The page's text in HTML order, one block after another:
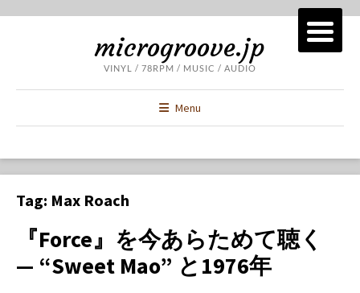
microgroove.jp
VINYL / 78RPM / MUSIC / AUDIO
Menu
Tag: Max Roach
『Force』を今あらためて聴く
— “Sweet Mao” と1976年